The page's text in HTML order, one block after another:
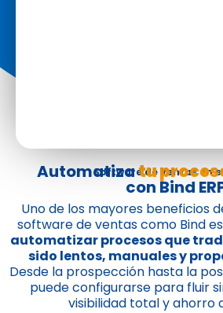
Software de ventas en
Automatizatu
con Bind
Uno de los mayores beneficios
software de ventas como Bind
automatizar procesos que
sido lentos, manuales y
Desde la prospección hasta la
puede configurarse para fluir
visibilidad total y ahorro